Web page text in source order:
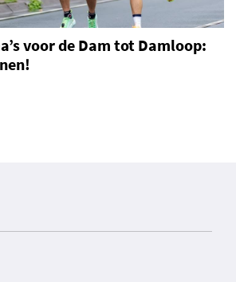
voor de Dam tot Damloop: